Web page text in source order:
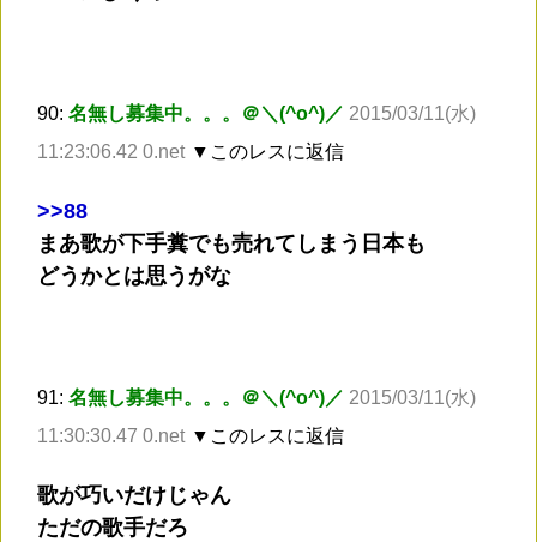
90: 名無し募集中。。。＠＼(^o^)／ 2015/03/11(水)
11:23:06.42 0.net ▼このレスに返信
>>88
まあ歌が下手糞でも売れてしまう日本も
どうかとは思うがな
91: 名無し募集中。。。＠＼(^o^)／ 2015/03/11(水)
11:30:30.47 0.net ▼このレスに返信
歌が巧いだけじゃん
ただの歌手だろ